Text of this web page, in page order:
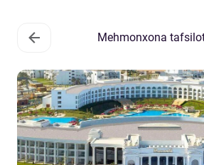
Mehmonxona